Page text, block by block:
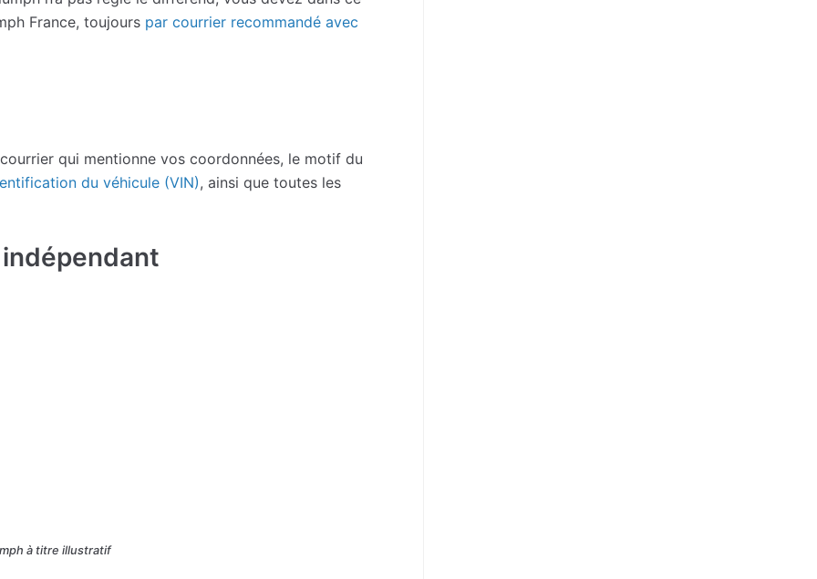
France, toujours par courrier recommandé avec
qui mentionne vos coordonnées, le motif du
du véhicule (VIN), ainsi que toutes les
à titre illustratif